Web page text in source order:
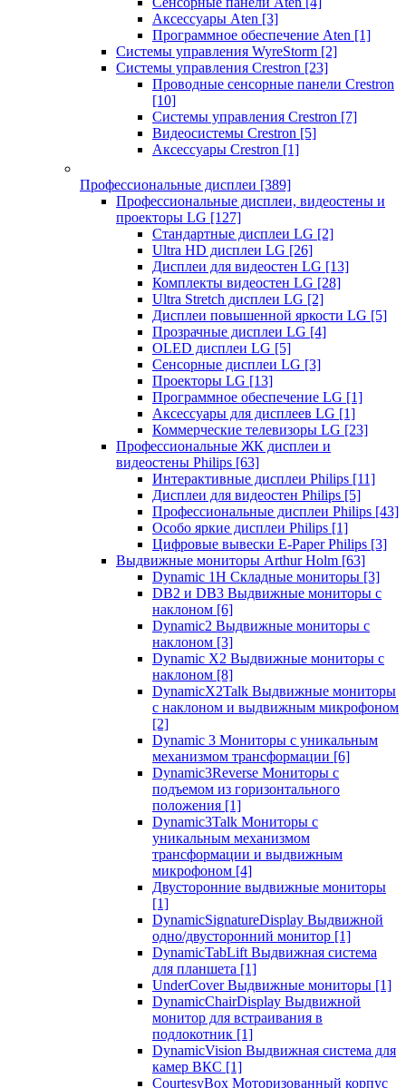
Аксессуары Aten [3]
Программное обеспечение Aten [1]
Системы управления WyreStorm [2]
Системы управления Crestron [23]
Проводные сенсорные панели Crestron
[10]
Системы управления Crestron [7]
Видеосистемы Crestron [5]
Аксессуары Crestron [1]
Профессиональные дисплеи [389]
Профессиональные дисплеи, видеостены и
проекторы LG [127]
Стандартные дисплеи LG [2]
Ultra HD дисплеи LG [26]
Дисплеи для видеостен LG [13]
Комплекты видеостен LG [28]
Ultra Stretch дисплеи LG [2]
Дисплеи повышенной яркости LG [5]
Прозрачные дисплеи LG [4]
OLED дисплеи LG [5]
Сенсорные дисплеи LG [3]
Проекторы LG [13]
Программное обеспечение LG [1]
Аксессуары для дисплеев LG [1]
Коммерческие телевизоры LG [23]
Профессиональные ЖК дисплеи и
видеостены Philips [63]
Интерактивные дисплеи Philips [11]
Дисплеи для видеостен Philips [5]
Профессиональные дисплеи Philips [43]
Особо яркие дисплеи Philips [1]
Цифровые вывески E-Paper Philips [3]
Выдвижные мониторы Arthur Holm [63]
Dynamic 1Н Складные мониторы [3]
DB2 и DB3 Выдвижные мониторы с
наклоном [6]
Dynamic2 Выдвижные мониторы с
наклоном [3]
Dynamic X2 Выдвижные мониторы с
наклоном [8]
DynamicX2Talk Выдвижные мониторы
с наклоном и выдвижным микрофоном
[2]
Dynamic 3 Мониторы с уникальным
механизмом трансформации [6]
Dynamic3Reverse Мониторы с
подъемом из горизонтального
положения [1]
Dynamic3Talk Мониторы с
уникальным механизмом
трансформации и выдвижным
микрофоном [4]
Двусторонние выдвижные мониторы
[1]
DynamicSignatureDisplay Выдвижной
одно/двусторонний монитор [1]
DynamicTabLift Выдвижная система
для планшета [1]
UnderCover Выдвижные мониторы [1]
DynamicChairDisplay Выдвижной
монитор для встраивания в
подлокотник [1]
DynamicVision Выдвижная система для
камер ВКС [1]
CourtesyBox Моторизованный корпус